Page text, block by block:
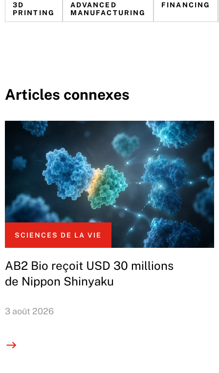
3D
PRINTING
ADVANCED
MANUFACTURING
FINANCING
Articles connexes
SCIENCES DE LA VIE
AB2 Bio reçoit USD 30 millions
de Nippon Shinyaku
3 août 2026